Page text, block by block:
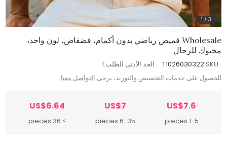
1 /3
Wholesale قميص رياضي بدون أكمام، فضفاض، لون واحد،
محبوك للرجال
SKU:
T1026030322 الحد الأدنى للطلب:1
للحصول على خدمات التخصيص والتوريد، يرجى التواصل معنا
US$7.6
1-5 pieces
US$7
6-35 pieces
US$6.64
≥ 36 pieces